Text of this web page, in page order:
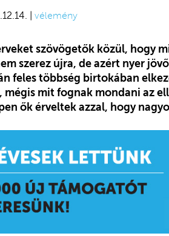
| vélemény
szövögetők közül, hogy
szerez újra, de azért nyer
feles többség birtokában
mit fognak mondani az
ők érveltek azzal, hogy